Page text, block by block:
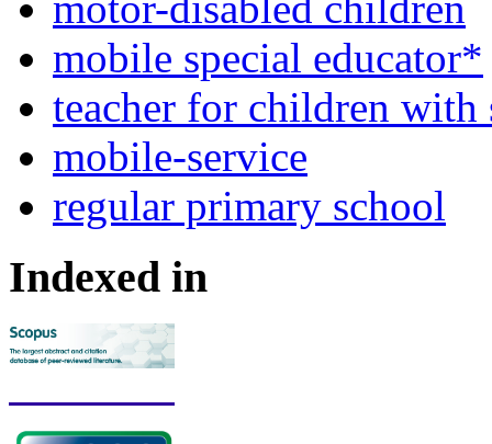
mobile special educator*
teacher for children with
mobile-service
regular primary school
Indexed in